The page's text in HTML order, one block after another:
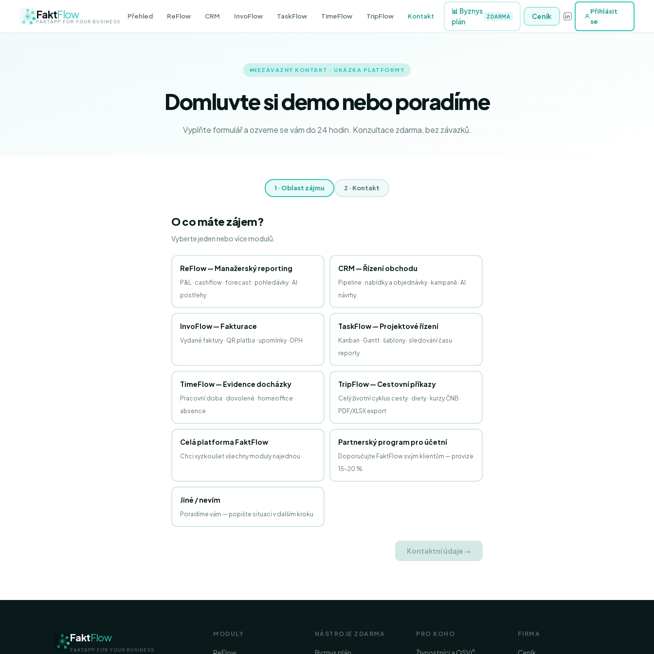
FaktFlow
FAKTAPP FOR YOUR BUSINESS
Přehled ReFlow CRM InvoFlow TaskFlow TimeFlow TripFlow Kontakt
📊 Byznys
plán
ZDARMA Ceník
Přihlásit
se
NEZÁVAZNÝ KONTAKT · UKÁZKA PLATFORMY
Domluvte si demo nebo poradíme
Vyplňte formulář a ozveme se vám do 24 hodin. Konzultace zdarma, bez závazků.
1 · Oblast zájmu 2 · Kontakt
O co máte zájem?
Vyberte jeden nebo více modulů.
ReFlow — Manažerský reporting
P&L · cashflow · forecast · pohledávky · AI
postřehy
CRM — Řízení obchodu
Pipeline · nabídky a objednávky · kampaně · AI
návrhy
InvoFlow — Fakturace
Vydané faktury · QR platba · upomínky · DPH
TaskFlow — Projektové řízení
Kanban · Gantt · šablony · sledování času ·
reporty
TimeFlow — Evidence docházky
Pracovní doba · dovolené · homeoffice ·
absence
TripFlow — Cestovní příkazy
Celý životní cyklus cesty · diety · kurzy ČNB ·
PDF/XLSX export
Celá platforma FaktFlow
Chci vyzkoušet všechny moduly najednou
Partnerský program pro účetní
Doporučujte FaktFlow svým klientům — provize
15–20 %
Jiné / nevím
Poradíme vám — popište situaci v dalším kroku
Kontaktní údaje →
FaktFlow
FAKTAPP FOR YOUR BUSINESS
MODULY NÁSTROJE ZDARMA PRO KOHO FIRMA